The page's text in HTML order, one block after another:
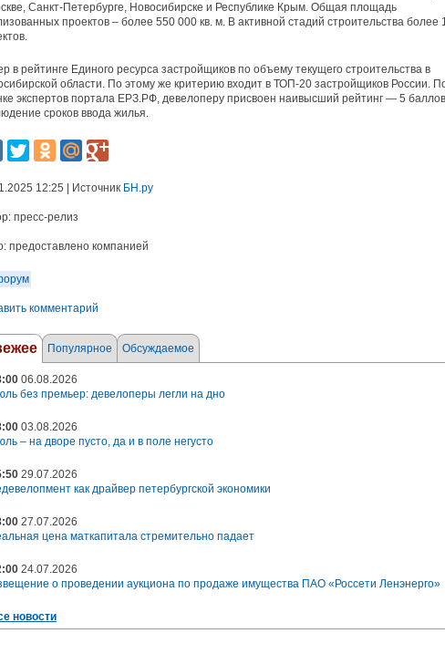
Санкт-Петербурге, Новосибирске и Республике Крым. Общая площадь
проектов – более 550 000 кв. м. В активной стадий строительства более
в рейтинге Единого ресурса застройщиков по объему текущего строительства в
области. По этому же критерию входит в ТОП-20 застройщиков России.
экспертов портала ЕРЗ.РФ, девелоперу присвоен наивысший рейтинг — 5
сроков ввода жилья.
12:25 | Источник БН.ру
пресс-релиз
предоставлено компанией
комментарий
Популярное Обсуждаемое
06.08.2026
без премьер: девелоперы легли на дно
03.08.2026
– на дворе пусто, да и в поле негусто
29.07.2026
как драйвер петербургской экономики
27.07.2026
цена маткапитала стремительно падает
24.07.2026
о проведении аукциона по продаже имущества ПАО «Россети Ленэнерго»
новости